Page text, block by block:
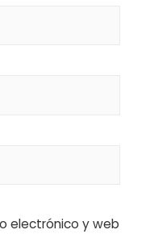
electrónico y web